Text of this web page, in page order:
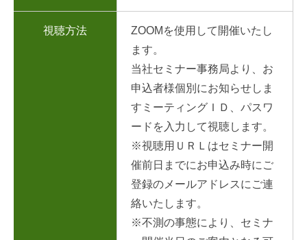
視聴方法
ZOOMを使用して開催いたし
ます。
当社セミナー事務局より、お
申込者様個別にお知らせしま
すミーティングＩＤ、パスワ
ードを入力して視聴します。
※視聴用ＵＲＬはセミナー開
催前日までにお申込み時にご
登録のメールアドレスにご連
絡いたします。
※不測の事態により、セミナ